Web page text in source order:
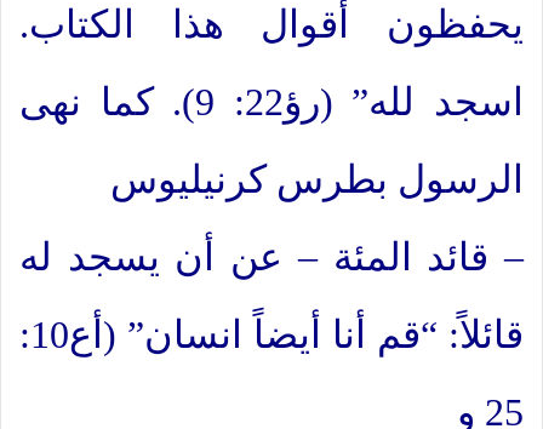
يحفظون أقوال هذا الكتاب.
اسجد لله” (رؤ22: 9). كما نهى
الرسول بطرس كرنيليوس
– قائد المئة – عن أن يسجد له
قائلاً: “قم أنا أيضاً انسان” (أع10:
25 و